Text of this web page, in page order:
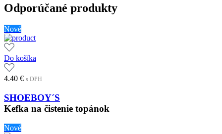
Odporúčané produkty
Nové
Do košíka
4.40 € s DPH
SHOEBOY´S
Kefka na čistenie topánok
Nové